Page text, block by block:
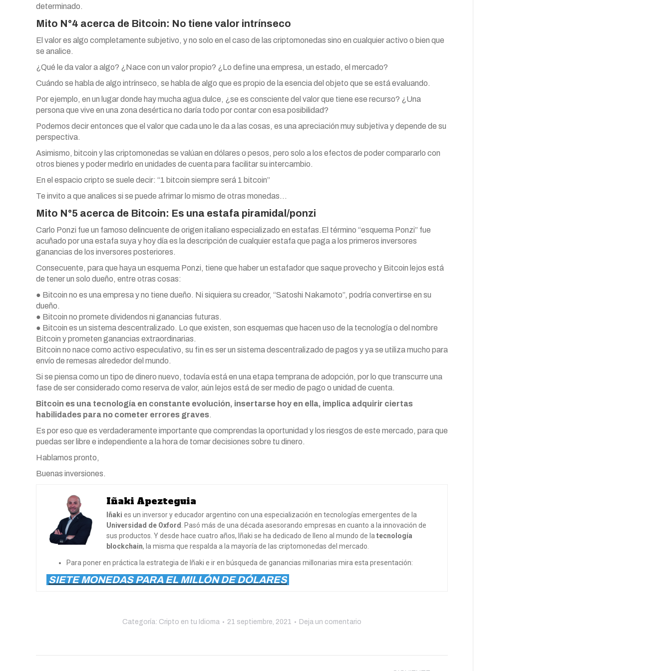
determinado.
Mito N°4 acerca de Bitcoin: No tiene valor intrínseco
El valor es algo completamente subjetivo, y no solo en el caso de las criptomonedas sino en cualquier activo o bien que
se analice.
¿Qué le da valor a algo? ¿Nace con un valor propio? ¿Lo define una empresa, un estado, el mercado?
Cuándo se habla de algo intrínseco, se habla de algo que es propio de la esencia del objeto que se está evaluando.
Por ejemplo, en un lugar donde hay mucha agua dulce, ¿se es consciente del valor que tiene ese recurso? ¿Una
persona que vive en una zona desértica no daría todo por contar con esa posibilidad?
Podemos decir entonces que el valor que cada uno le da a las cosas, es una apreciación muy subjetiva y depende de su
perspectiva.
Asimismo, bitcoin y las criptomonedas se valúan en dólares o pesos, pero solo a los efectos de poder compararlo con
otros bienes y poder medirlo en unidades de cuenta para facilitar su intercambio.
En el espacio cripto se suele decir: “1 bitcoin siempre será 1 bitcoin”
Te invito a que analices si se puede afrimar lo mismo de otras monedas…
Mito N°5 acerca de Bitcoin: Es una estafa piramidal/ponzi
Carlo Ponzi fue un famoso delincuente de origen italiano especializado en estafas.El término “esquema Ponzi” fue
acuñado por una estafa suya y hoy día es la descripción de cualquier estafa que paga a los primeros inversores
ganancias de los inversores posteriores.
Consecuente, para que haya un esquema Ponzi, tiene que haber un estafador que saque provecho y Bitcoin lejos está
de tener un solo dueño, entre otras cosas:
● Bitcoin no es una empresa y no tiene dueño. Ni siquiera su creador, “Satoshi Nakamoto”, podría convertirse en su
dueño.
● Bitcoin no promete dividendos ni ganancias futuras.
● Bitcoin es un sistema descentralizado. Lo que existen, son esquemas que hacen uso de la tecnología o del nombre
Bitcoin y prometen ganancias extraordinarias.
Bitcoin no nace como activo especulativo, su fin es ser un sistema descentralizado de pagos y ya se utiliza mucho para
envío de remesas alrededor del mundo.
Si se piensa como un tipo de dinero nuevo, todavía está en una etapa temprana de adopción, por lo que transcurre una
fase de ser considerado como reserva de valor, aún lejos está de ser medio de pago o unidad de cuenta.
Bitcoin es una tecnología en constante evolución, insertarse hoy en ella, implica adquirir ciertas
habilidades para no cometer errores graves.
Es por eso que es verdaderamente importante que comprendas la oportunidad y los riesgos de este mercado, para que
puedas ser libre e independiente a la hora de tomar decisiones sobre tu dinero.
Hablamos pronto,
Buenas inversiones.
Iñaki Apezteguia
Iñaki es un inversor y educador argentino con una especialización en tecnologías emergentes de la
Universidad de Oxford
. Pasó más de una década asesorando empresas en cuanto a la innovación de
sus productos. Y desde hace cuatro años, Iñaki se ha dedicado de lleno al mundo de la tecnología
blockchain, la misma que respalda a la mayoría de las criptomonedas del mercado.
Para poner en práctica la estrategia de Iñaki e ir en búsqueda de ganancias millonarias mira esta presentación:
SIETE MONEDAS PARA EL MILLÓN DE DÓLARES
Categoría: Cripto en tu Idioma 21 septiembre, 2021 Deja un comentario